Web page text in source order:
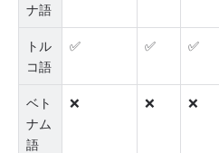
ナ語
トル
コ語
✅ ✅ ✅
ベト
ナム
語
❌ ❌ ❌